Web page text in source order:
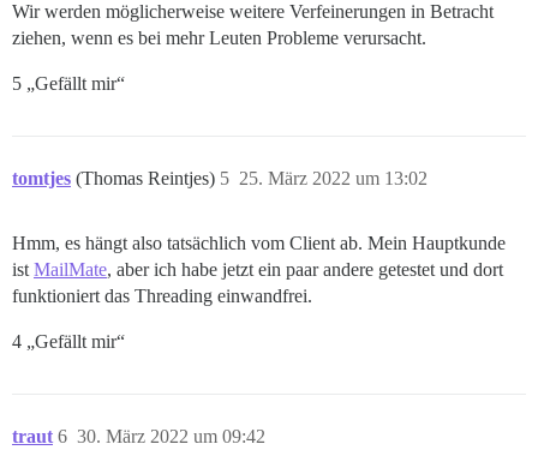
Wir werden möglicherweise weitere Verfeinerungen in Betracht
ziehen, wenn es bei mehr Leuten Probleme verursacht.
5 „Gefällt mir“
tomtjes (Thomas Reintjes) 25. März 2022 um 13:02
5
Hmm, es hängt also tatsächlich vom Client ab. Mein Hauptkunde
ist MailMate, aber ich habe jetzt ein paar andere getestet und dort
funktioniert das Threading einwandfrei.
4 „Gefällt mir“
traut 30. März 2022 um 09:42
6